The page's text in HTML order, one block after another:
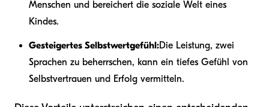
Menschen und bereichert die soziale Welt eines
Kindes.
Gesteigertes Selbstwertgefühl:Die Leistung, zwei
Sprachen zu beherrschen, kann ein tiefes Gefühl von
Selbstvertrauen und Erfolg vermitteln.